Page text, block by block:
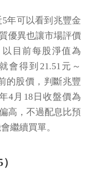
年可以看到兆豐金
優異也讓市場評價
目前每股淨值為
會得到21.51元～
的股價，判斷兆豐
4月18日收盤價為
高，不過配息比預
繼續買單。